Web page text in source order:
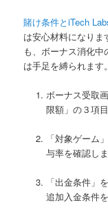
賭け条件とiTech
は安心材料になり
も、ボーナス消化
は手足を縛られます。
ボーナス受取
限額」の３項
「対象ゲーム
与率を確認しま
「出金条件」
追加入金条件を